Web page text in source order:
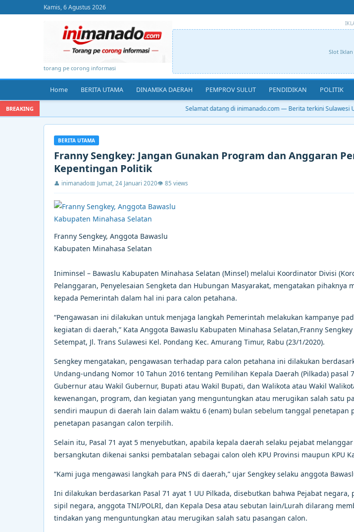
Kamis, 6 Agustus 2026
torang pe corong informasi
Slot Iklan
Home BERITA UTAMA DINAMIKA DAERAH PEMPROV SULUT PENDIDIKAN POLITIK
BREAKING Selamat datang di inimanado.com — Berita terkini Sulawesi
BERITA UTAMA
Franny Sengkey: Jangan Gunakan Program dan Anggaran
Kepentingan Politik
👤 inimanado📅 Jumat, 24 Januari 2020👁 85 views
Franny Sengkey, Anggota Bawaslu
Kabupaten Minahasa Selatan
Iniminsel – Bawaslu Kabupaten Minahasa Selatan (Minsel) melalui Koordinator Divisi
Pelanggaran, Penyelesaian Sengketa dan Hubungan Masyarakat, mengatakan pihaknya
kepada Pemerintah dalam hal ini para calon petahana.
“Pengawasan ini dilakukan untuk menjaga langkah Pemerintah melakukan kampanye
kegiatan di daerah,” Kata Anggota Bawaslu Kabupaten Minahasa Selatan,Franny
Setempat, Jl. Trans Sulawesi Kel. Pondang Kec. Amurang Timur, Rabu (23/1/2020).
Sengkey mengatakan, pengawasan terhadap para calon petahana ini dilakukan
Undang-undang Nomor 10 Tahun 2016 tentang Pemilihan Kepala Daerah (Pilkada) pasal
Gubernur atau Wakil Gubernur, Bupati atau Wakil Bupati, dan Walikota atau Wakil
kewenangan, program, dan kegiatan yang menguntungkan atau merugikan salah satu
sendiri maupun di daerah lain dalam waktu 6 (enam) bulan sebelum tanggal penetapan
penetapan pasangan calon terpilih.
Selain itu, Pasal 71 ayat 5 menyebutkan, apabila kepala daerah selaku pejabat
bersangkutan dikenai sanksi pembatalan sebagai calon oleh KPU Provinsi maupun KPU
“Kami juga mengawasi langkah para PNS di daerah,” ujar Sengkey selaku anggota
Ini dilakukan berdasarkan Pasal 71 ayat 1 UU Pilkada, disebutkan bahwa Pejabat
sipil negara, anggota TNI/POLRI, dan Kepala Desa atau sebutan lain/Lurah dilarang
tindakan yang menguntungkan atau merugikan salah satu pasangan calon.